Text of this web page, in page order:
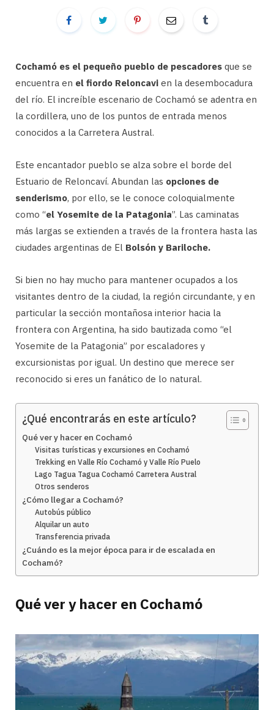
Cochamó es el pequeño pueblo de pescadores que se
encuentra en el fiordo Reloncavi en la desembocadura
del río. El increíble escenario de Cochamó se adentra en
la cordillera, uno de los puntos de entrada menos
conocidos a la Carretera Austral.
Este encantador pueblo se alza sobre el borde del
Estuario de Reloncaví. Abundan las opciones de
senderismo, por ello, se le conoce coloquialmente
como “el Yosemite de la Patagonia”. Las caminatas
más largas se extienden a través de la frontera hasta las
ciudades argentinas de El Bolsón y Bariloche.
Si bien no hay mucho para mantener ocupados a los
visitantes dentro de la ciudad, la región circundante, y en
particular la sección montañosa interior hacia la
frontera con Argentina, ha sido bautizada como “el
Yosemite de la Patagonia” por escaladores y
excursionistas por igual. Un destino que merece ser
reconocido si eres un fanático de lo natural.
¿Qué encontrarás en este artículo?
Qué ver y hacer en Cochamó
Visitas turísticas y excursiones en Cochamó
Trekking en Valle Río Cochamó y Valle Río Puelo
Lago Tagua Tagua Cochamó Carretera Austral
Otros senderos
¿Cómo llegar a Cochamó?
Autobús público
Alquilar un auto
Transferencia privada
¿Cuándo es la mejor época para ir de escalada en
Cochamó?
Qué ver y hacer en Cochamó